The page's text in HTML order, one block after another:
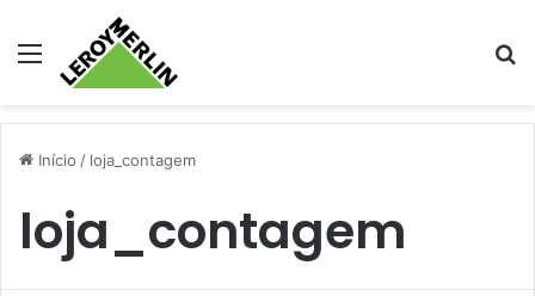
Menu
Início / loja_contagem
loja_contagem